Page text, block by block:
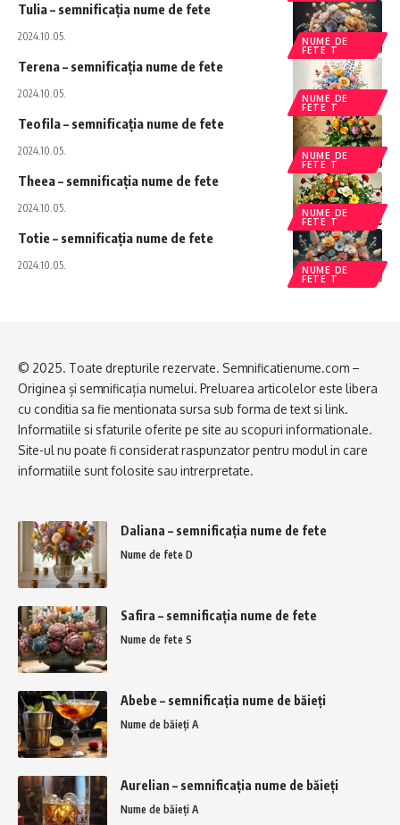
NUME DE
FETE T
Tulia – semnificația nume de fete
2024.10.05.
NUME DE
FETE T
Terena – semnificația nume de fete
2024.10.05.
NUME DE
FETE T
Teofila – semnificația nume de fete
2024.10.05.
NUME DE
FETE T
Theea – semnificația nume de fete
2024.10.05.
NUME DE
FETE T
Totie – semnificația nume de fete
2024.10.05.
© 2025. Toate drepturile rezervate. Semnificatienume.com –
Originea și semnificația numelui. Preluarea articolelor este libera
cu conditia sa fie mentionata sursa sub forma de text si link.
Informatiile si sfaturile oferite pe site au scopuri informationale.
Site-ul nu poate fi considerat raspunzator pentru modul in care
informatiile sunt folosite sau intrerpretate.
Daliana – semnificația nume de fete
Nume de fete D
Safira – semnificația nume de fete
Nume de fete S
Abebe – semnificația nume de băieți
Nume de băieți A
Aurelian – semnificația nume de băieți
Nume de băieți A